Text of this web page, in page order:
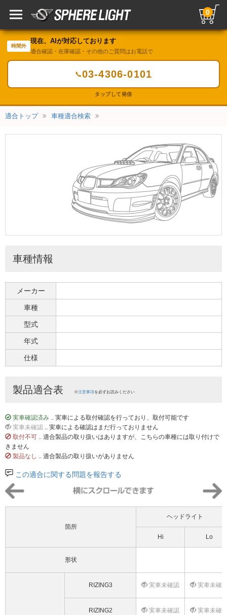
0
時間外
現在、AIが対応しております
適合確認・在庫確認・その他のご質問はお電話で
📞03-4306-0101
タップして発信
適合トップ 車種適合検索
車種情報
メーカー
車種
型式
年式
仕様
製品適合表 ※注意事項を必ずお読みください
実車確認済み .. 実車による取付確認を行っており、取付可能です
実車未確認 .. 実車による確認はまだ行っておりません
取付不可 .. 適合製品の取り扱いはありますが、こちらの車種には取り付けで
きません
製品なし .. 適合製品の取り扱いがありません
この適合に関する問題を報告する
箇所
ヘッドライト
Hi Lo
形状
RIZING3 実車未確認 実車未確
RIZING2 実車未確認 実車未確